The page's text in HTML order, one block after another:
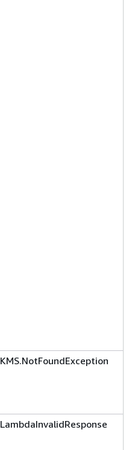
KMS.NotFoundException
LambdaInvalidResponse